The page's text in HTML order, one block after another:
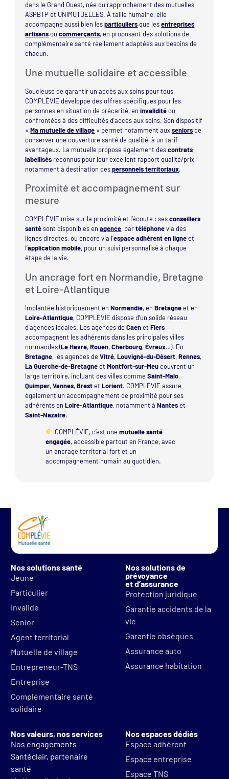
dans le Grand Ouest, née du rapprochement des mutuelles
ASPBTP et UNIMUTUELLES. À taille humaine, elle
accompagne aussi bien lesparticuliersque lesentreprises,
artisansoucommerçants, en proposant des solutions de
complémentaire santé réellement adaptées aux besoins de
chacun.
Une mutuelle solidaire et accessible
Soucieuse de garantir un accès aux soins pour tous,
COMPLÉVIE développe des offres spécifiques pour les
personnes en situation de précarité, eninvaliditéou
confrontées à des difficultés d’accès aux soins. Son dispositif
«Ma mutuelle de village » permet notamment auxseniorsde
conserver une couverture santé de qualité, à un tarif
avantageux. La mutuelle propose également descontrats
labellisés reconnus pour leur excellent rapport qualité/prix,
notamment à destination despersonnels territoriaux.
Proximité et accompagnement sur
mesure
COMPLÉVIE mise sur la proximité et l’écoute : sesconseillers
santésont disponibles enagence, partéléphonevia des
lignes directes, ou encore via l’espace adhérent en ligneet
l’application mobile, pour un suivi personnalisé à chaque
étape de la vie.
Un ancrage fort en Normandie, Bretagne
et Loire-Atlantique
Implantée historiquement enNormandie, enBretagneet en
Loire-Atlantique, COMPLÉVIE dispose d’un solide réseau
d’agences locales. Les agences deCaenetFlers
accompagnent les adhérents dans les principales villes
normandes (Le Havre,Rouen,Cherbourg,Évreux…). En
Bretagne, les agences deVitré,Louvigné-du-Désert,Rennes,
La Guerche-de-BretagneetMontfort-sur-Meucouvrent un
large territoire, incluant des villes commeSaint-Malo,
Quimper,Vannes,BrestetLorient. COMPLÉVIE assure
également un accompagnement de proximité pour ses
adhérents enLoire-Atlantique, notamment àNanteset
Saint-Nazaire.
COMPLÉVIE, c’est une mutuelle santé
engagée, accessible partout en France, avec
un ancrage territorial fort et un
accompagnement humain au quotidien.
Nos solutions santé
Jeune
Particulier
Invalide
Senior
Agent territorial
Mutuelle de village
Entrepreneur-TNS
Entreprise
Complémentaire santé
solidaire
Nos solutions de
prévoyance
et d’assurance
Protection juridique
Garantie accidents de la
vie
Garantie obsèques
Assurance auto
Assurance habitation
Nos valeurs, nos services
Nos engagements
Santéclair, partenaire
santé
Nos espaces dédiés
Espace adhérent
Espace entreprise
Espace TNS